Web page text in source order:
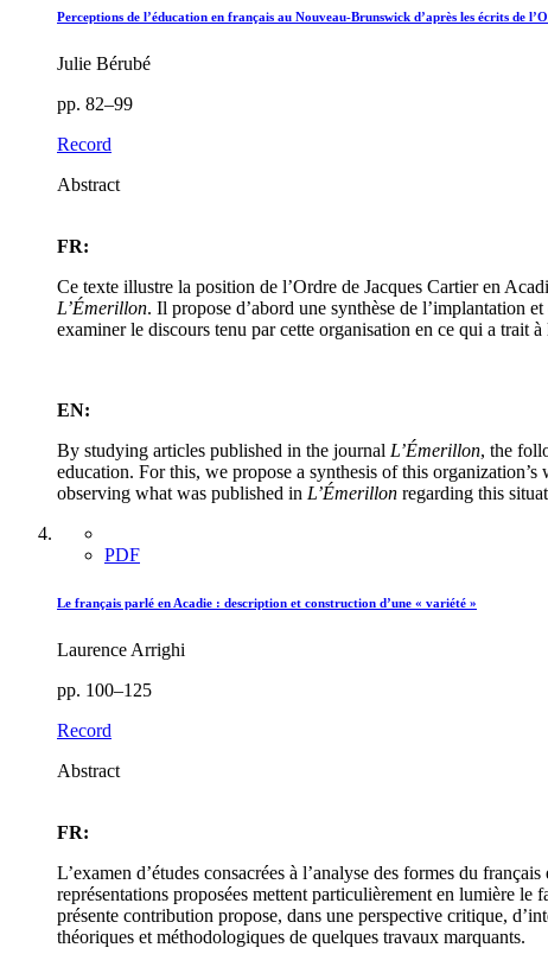
Perceptions de l’éducation en français au Nouveau-Brunswick d’après les écrits de
Julie Bérubé
pp. 82–99
Record
Abstract
FR:
Ce texte illustre la position de l’Ordre de Jacques Cartier en
L’Émerillon. Il propose d’abord une synthèse de l’implantation
examiner le discours tenu par cette organisation en ce qui a trait
EN:
By studying articles published in the journal L’Émerillon, the
education. For this, we propose a synthesis of this
observing what was published in L’Émerillon regarding this
PDF
Le français parlé en Acadie : description et construction d’une « variété »
Laurence Arrighi
pp. 100–125
Record
Abstract
FR:
L’examen d’études consacrées à l’analyse des formes du
représentations proposées mettent particulièrement en lumière
présente contribution propose, dans une perspective critique,
théoriques et méthodologiques de quelques travaux marquants.